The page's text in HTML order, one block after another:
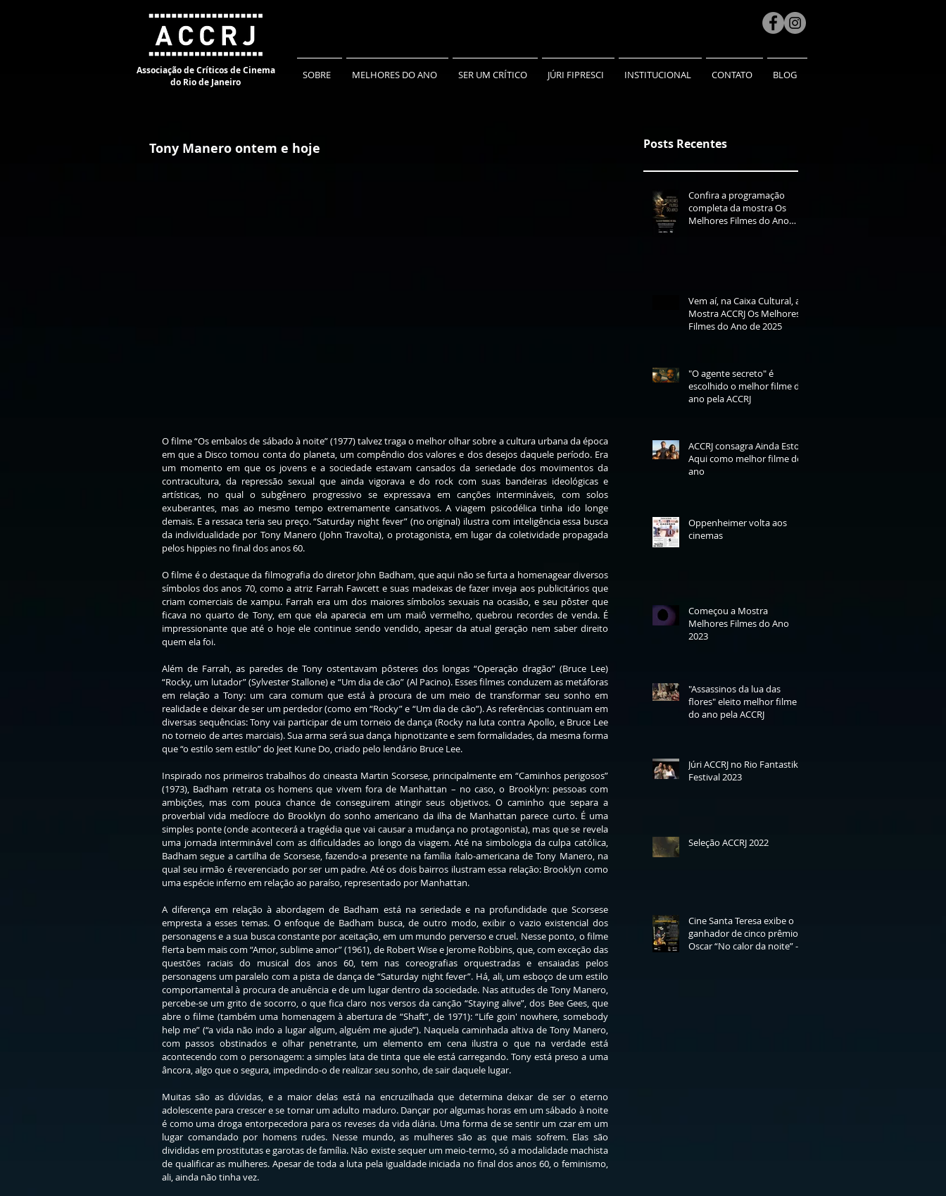
Associação de Críticos de Cinema
do Rio de Janeiro
SOBRE MELHORES DO ANO SER UM CRÍTICO JÚRI FIPRESCI INSTITUCIONAL CONTATO BLOG
Tony Manero ontem e hoje
O filme “Os embalos de sábado à noite” (1977) talvez traga o melhor olhar sobre a cultura urbana da época
em que a Disco tomou conta do planeta, um compêndio dos valores e dos desejos daquele período. Era
um momento em que os jovens e a sociedade estavam cansados da seriedade dos movimentos da
contracultura, da repressão sexual que ainda vigorava e do rock com suas bandeiras ideológicas e
artísticas, no qual o subgênero progressivo se expressava em canções intermináveis, com solos
exuberantes, mas ao mesmo tempo extremamente cansativos. A viagem psicodélica tinha ido longe
demais. E a ressaca teria seu preço. “Saturday night fever” (no original) ilustra com inteligência essa busca
da individualidade por Tony Manero (John Travolta), o protagonista, em lugar da coletividade propagada
pelos hippies no final dos anos 60.
O filme é o destaque da filmografia do diretor John Badham, que aqui não se furta a homenagear diversos
símbolos dos anos 70, como a atriz Farrah Fawcett e suas madeixas de fazer inveja aos publicitários que
criam comerciais de xampu. Farrah era um dos maiores símbolos sexuais na ocasião, e seu pôster que
ficava no quarto de Tony, em que ela aparecia em um maiô vermelho, quebrou recordes de venda. É
impressionante que até o hoje ele continue sendo vendido, apesar da atual geração nem saber direito
quem ela foi.
Além de Farrah, as paredes de Tony ostentavam pôsteres dos longas “Operação dragão” (Bruce Lee)
“Rocky, um lutador” (Sylvester Stallone) e “Um dia de cão” (Al Pacino). Esses filmes conduzem as metáforas
em relação a Tony: um cara comum que está à procura de um meio de transformar seu sonho em
realidade e deixar de ser um perdedor (como em “Rocky” e “Um dia de cão”). As referências continuam em
diversas sequências: Tony vai participar de um torneio de dança (Rocky na luta contra Apollo, e Bruce Lee
no torneio de artes marciais). Sua arma será sua dança hipnotizante e sem formalidades, da mesma forma
que “o estilo sem estilo” do Jeet Kune Do, criado pelo lendário Bruce Lee.
Inspirado nos primeiros trabalhos do cineasta Martin Scorsese, principalmente em “Caminhos perigosos”
(1973), Badham retrata os homens que vivem fora de Manhattan – no caso, o Brooklyn: pessoas com
ambições, mas com pouca chance de conseguirem atingir seus objetivos. O caminho que separa a
proverbial vida medíocre do Brooklyn do sonho americano da ilha de Manhattan parece curto. É uma
simples ponte (onde acontecerá a tragédia que vai causar a mudança no protagonista), mas que se revela
uma jornada interminável com as dificuldades ao longo da viagem. Até na simbologia da culpa católica,
Badham segue a cartilha de Scorsese, fazendo-a presente na família ítalo-americana de Tony Manero, na
qual seu irmão é reverenciado por ser um padre. Até os dois bairros ilustram essa relação: Brooklyn como
uma espécie inferno em relação ao paraíso, representado por Manhattan.
A diferença em relação à abordagem de Badham está na seriedade e na profundidade que Scorsese
empresta a esses temas. O enfoque de Badham busca, de outro modo, exibir o vazio existencial dos
personagens e a sua busca constante por aceitação, em um mundo perverso e cruel. Nesse ponto, o filme
flerta bem mais com “Amor, sublime amor” (1961), de Robert Wise e Jerome Robbins, que, com exceção das
questões raciais do musical dos anos 60, tem nas coreografias orquestradas e ensaiadas pelos
personagens um paralelo com a pista de dança de “Saturday night fever”. Há, ali, um esboço de um estilo
comportamental à procura de anuência e de um lugar dentro da sociedade. Nas atitudes de Tony Manero,
percebe-se um grito de socorro, o que fica claro nos versos da canção “Staying alive”, dos Bee Gees, que
abre o filme (também uma homenagem à abertura de “Shaft”, de 1971): “Life goin' nowhere, somebody
help me” (“a vida não indo a lugar algum, alguém me ajude”). Naquela caminhada altiva de Tony Manero,
com passos obstinados e olhar penetrante, um elemento em cena ilustra o que na verdade está
acontecendo com o personagem: a simples lata de tinta que ele está carregando. Tony está preso a uma
âncora, algo que o segura, impedindo-o de realizar seu sonho, de sair daquele lugar.
Muitas são as dúvidas, e a maior delas está na encruzilhada que determina deixar de ser o eterno
adolescente para crescer e se tornar um adulto maduro. Dançar por algumas horas em um sábado à noite
é como uma droga entorpecedora para os reveses da vida diária. Uma forma de se sentir um czar em um
lugar comandado por homens rudes. Nesse mundo, as mulheres são as que mais sofrem. Elas são
divididas em prostitutas e garotas de família. Não existe sequer um meio-termo, só a modalidade machista
de qualificar as mulheres. Apesar de toda a luta pela igualdade iniciada no final dos anos 60, o feminismo,
ali, ainda não tinha vez.
Posts Recentes
Confira a programação
completa da mostra Os
Melhores Filmes do Ano
Vem aí, na Caixa Cultural, a
Mostra ACCRJ Os Melhores
Filmes do Ano de 2025
"O agente secreto" é
escolhido o melhor filme do
ano pela ACCRJ
ACCRJ consagra Ainda Estou
Aqui como melhor filme do
ano
Oppenheimer volta aos
cinemas
Começou a Mostra
Melhores Filmes do Ano
2023
"Assassinos da lua das
flores" eleito melhor filme
do ano pela ACCRJ
Júri ACCRJ no Rio Fantastik
Festival 2023
Seleção ACCRJ 2022
Cine Santa Teresa exibe o
ganhador de cinco prêmios
Oscar “No calor da noite” -